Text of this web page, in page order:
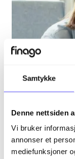
Samtykke
Denne nettsiden
Vi bruker
annonser et
mediefunksjoner